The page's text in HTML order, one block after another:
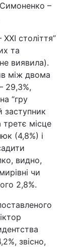
–
століття”
та
виявила).
між двома
29,3%,
“гру
заступник
третє місце
(4,8%) і
видно,
чи
2,8%.
звісно,